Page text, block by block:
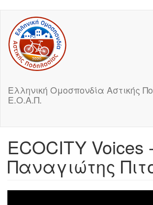
main
content
Ελληνική Ομοσπονδία Αστικής
Ε.Ο.Α.Π.
ECOCITY Voices
Παναγιώτης